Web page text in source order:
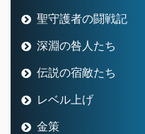
聖守護者の闘戦記
深淵の咎人たち
伝説の宿敵たち
レベル上げ
金策